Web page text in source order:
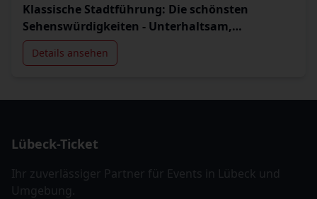
Klassische Stadtführung: Die schönsten
Sehenswürdigkeiten - Unterhaltsam,
informativ & authentisch
Details ansehen
Lübeck-Ticket
Ihr zuverlässiger Partner für Events in Lübeck und
Umgebung.